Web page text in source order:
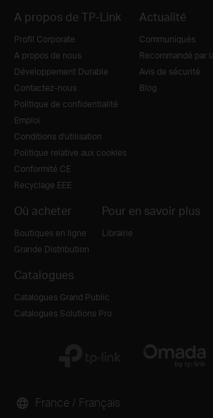
A propos de TP-Link
Profil Corporate
A propos de nous
Développement Durable
Contactez-nous
Politique de confidentialité
Emploi
Conditions d'utilisation
Politique relative aux cookies
Conformité CE
Recyclage EEE
Actualité
Communiqués
Recommandé par
Avis de sécurité
Blog
Où acheter
Boutiques en ligne
Grande Distribution
Pour en savoir plus
Librairie
Catalogues
Catalogues Grand Public
Catalogues Solutions Pro
France / Français